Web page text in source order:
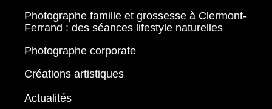
Photographe famille et grossesse à Clermont-
Ferrand : des séances lifestyle naturelles
Photographe corporate
Créations artistiques
Actualités